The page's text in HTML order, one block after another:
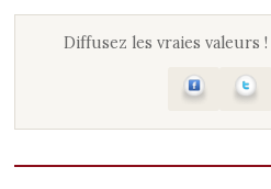
Diffusez les vraies valeurs